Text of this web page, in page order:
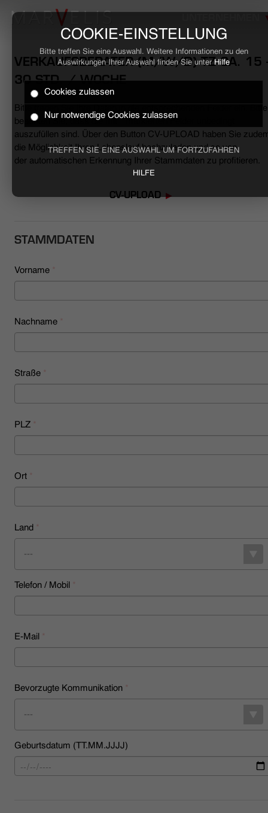
COOKIE-EINSTELLUNG
Bitte treffen Sie eine Auswahl. Weitere Informationen zu den
Auswirkungen Ihrer Auswahl finden Sie unterHilfe
Cookies zulassen
Nur notwendige Cookies zulassen
TREFFEN SIE EINE AUSWAHL UM FORTZUFAHREN
HILFE
HOME
BUSINESS
CASUAL
HÄNDLERSUCHE
VERKAUFSBERATER (M/W/D) TZ CA. 15
30 STD. / WOCHE
Bitte tragen Sie Ihre Daten in die entsprechenden Felder ein. Bitte
beachten Sie, dass die mit * markierten Felder unbedingt
auszufüllen sind. Über den Button CV-UPLOAD haben Sie
die Möglichkeit Ihren Lebenslauf hochzuladen und so von
der automatischen Erkennung Ihrer Stammdaten zu profitieren.
CV-UPLOAD
STAMMDATEN
Vorname *
Nachname *
Straße *
PLZ *
Ort *
Land *
---
Telefon / Mobil *
E-Mail *
Bevorzugte Kommunikation *
---
Geburtsdatum (TT.MM.JJJJ)